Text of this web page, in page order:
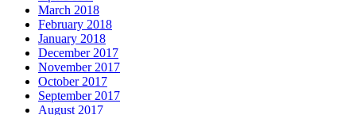
March 2018
February 2018
January 2018
December 2017
November 2017
October 2017
September 2017
August 2017